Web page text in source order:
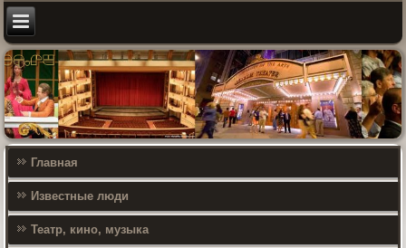
Главная
Известные люди
Театр, кино, музыка